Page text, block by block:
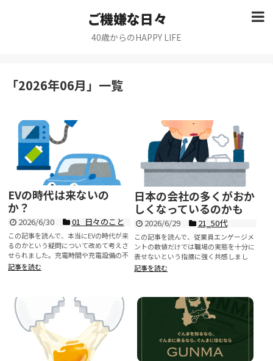
ご機嫌な日々
40歳からのHAPPY LIFE
「2026年06月」 一覧
EVの時代は来ないの
か？
2026/6/30 01_日々のこと
この記事を読んで、本当にEVの時代が来
るのかという疑問について改めて考えさ
せられました。充電時間や充電設備の不
足、車両価...
記事を読む
日本の会社の多くがおか
しくなっているのかも
2026/6/29 21‗50代
この記事を読んで、従業員エンゲージメ
ントの数値だけでは職場の実態を十分に
表せないという指摘に強く共感しまし
た。アンケート...
記事を読む